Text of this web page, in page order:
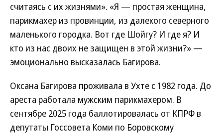
считаясь с их жизнями». «Я — простая женщина,
парикмахер из провинции, из далекого северного
маленького городка. Вот где Шойгу? И где я? И
кто из нас двоих не защищен в этой жизни?» —
эмоционально высказалась Багирова.
Оксана Багирова проживала в Ухте с 1982 года. До
ареста работала мужским парикмахером. В
сентябре 2025 года баллотировалась от КПРФ в
депутаты Госсовета Коми по Боровскому